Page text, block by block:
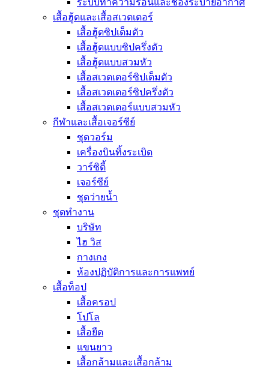
ระบบทำความร้อนและช่องระบายอากาศ
เสื้อฮู้ดและเสื้อสเวตเตอร์
เสื้อฮู้ดซิปเต็มตัว
เสื้อฮู้ดแบบซิปครึ่งตัว
เสื้อฮู้ดแบบสวมหัว
เสื้อสเวตเตอร์ซิปเต็มตัว
เสื้อสเวตเตอร์ซิปครึ่งตัว
เสื้อสเวตเตอร์แบบสวมหัว
กีฬาและเสื้อเจอร์ซีย์
ชุดวอร์ม
เครื่องบินทิ้งระเบิด
วาร์ซิตี้
เจอร์ซีย์
ชุดว่ายน้ำ
ชุดทำงาน
บริษัท
ไฮ วิส
กางเกง
ห้องปฏิบัติการและการแพทย์
เสื้อท็อป
เสื้อครอป
โปโล
เสื้อยืด
แขนยาว
เสื้อกล้ามและเสื้อกล้าม